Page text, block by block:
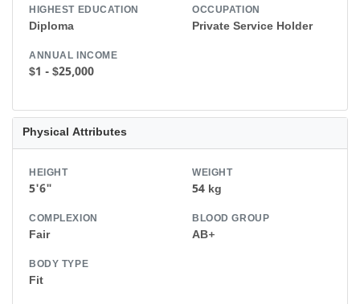
HIGHEST EDUCATION
Diploma
OCCUPATION
Private Service Holder
ANNUAL INCOME
$1 - $25,000
Physical Attributes
HEIGHT
5'6"
WEIGHT
54 kg
COMPLEXION
Fair
BLOOD GROUP
AB+
BODY TYPE
Fit